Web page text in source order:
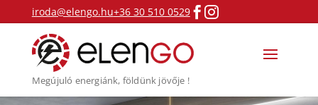
iroda@elengo.hu+36 30 510 0529 
Megújuló energiánk, földünk jövője !